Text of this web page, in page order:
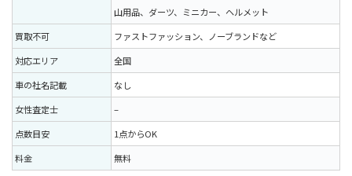
山用品、ダーツ、ミニカー、ヘルメット
買取不可
ファストファッション、ノーブランドなど
対応エリア
全国
車の社名記載
なし
女性査定士
–
点数目安
1点からOK
料金
無料